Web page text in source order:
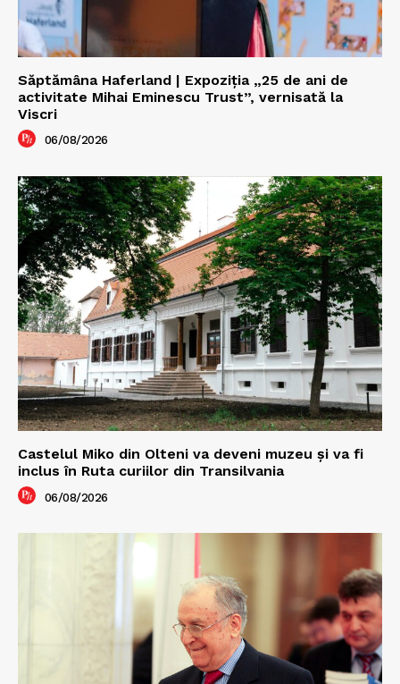
Săptămâna Haferland | Expoziţia „25 de ani de
activitate Mihai Eminescu Trust”, vernisată la
Viscri
06/08/2026
Castelul Miko din Olteni va deveni muzeu şi va fi
inclus în Ruta curiilor din Transilvania
06/08/2026